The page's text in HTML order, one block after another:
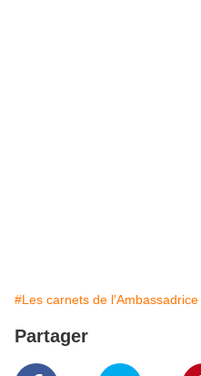
#Les carnets de l'Ambassadrice
Partager